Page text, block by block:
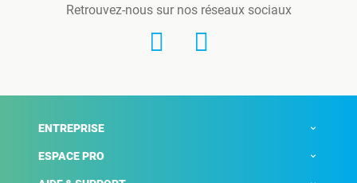
Retrouvez-nous sur nos réseaux sociaux
ENTREPRISE
ESPACE PRO